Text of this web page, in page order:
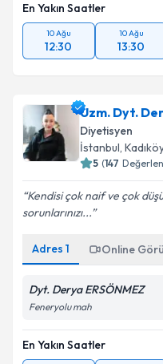
En Yakın Saatler
10 Ağu
12:30
10 Ağu
13:30
Uzm. Dyt.
Diyetisyen
İstanbul,
5 (147
Kendisi çok naif ve çok
sorunlarınızı...
Adres 1 Online
Dyt. Derya ERSÖNMEZ
Feneryolu mah
En Yakın Saatler